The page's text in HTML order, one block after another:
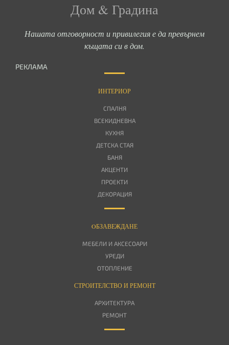
Дом & Градина
Нашата отговорност и привилегия е да превърнем
къщата си в дом.
РЕКЛАМА
ИНТЕРИОР
СПАЛНЯ
ВСЕКИДНЕВНА
КУХНЯ
ДЕТСКА СТАЯ
БАНЯ
АКЦЕНТИ
ПРОЕКТИ
ДЕКОРАЦИЯ
OБЗАВЕЖДАНЕ
МЕБЕЛИ И АКСЕСОАРИ
УРЕДИ
ОТОПЛЕНИЕ
СТРОИТЕЛСТВО И РЕМОНТ
АРХИТЕКТУРА
РЕМОНТ